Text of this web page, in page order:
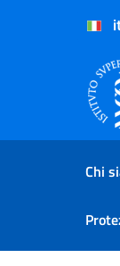
Salta al
Salta al
Chi